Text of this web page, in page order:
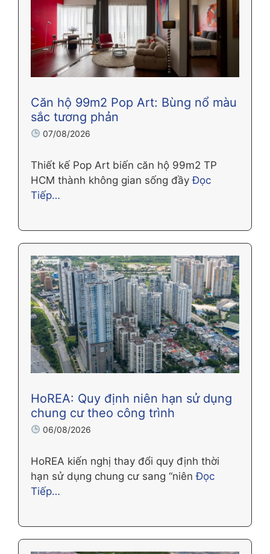
Căn hộ 99m2 Pop Art: Bùng nổ màu
sắc tương phản
07/08/2026
Thiết kế Pop Art biến căn hộ 99m2 TP
HCM thành không gian sống đầy Đọc
Tiếp…
HoREA: Quy định niên hạn sử dụng
chung cư theo công trình
06/08/2026
HoREA kiến nghị thay đổi quy định thời
hạn sử dụng chung cư sang “niên Đọc
Tiếp…